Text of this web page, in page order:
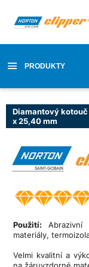
PRODUKTY
Diamantový kotouč
x 25,40 mm
Použití: Abrazivní
materiály,
Velmi kvalitní a
na žáruvzdorné